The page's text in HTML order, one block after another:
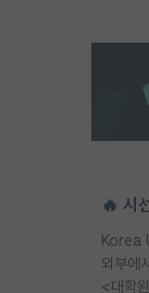
🔥 시
외부에
<대학